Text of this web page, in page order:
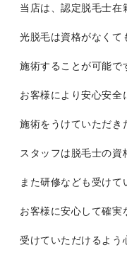
当店は、認定脱毛士在
光脱毛は資格がなくて
施術することが可能で
お客様により安心安全
施術をうけていただき
スタッフは脱毛士の資
また研修なども受けて
お客様に安心して確実
受けていただけるよう